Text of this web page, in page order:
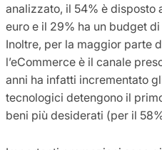
analizzato, il 54% è disposto
euro e il 29% ha un budget
Inoltre, per la maggior parte
l’eCommerce è il canale
anni ha infatti incrementato
tecnologici detengono il
beni più desiderati (per il